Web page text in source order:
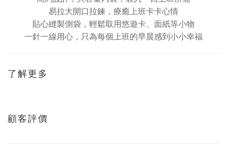
易拉大開口拉鍊，療癒上班卡卡心情
貼心縫製側袋，輕鬆取用悠遊卡、面紙等小物
一針一線用心，只為每個上班的早晨感到小小幸福
了解更多
顧客評價